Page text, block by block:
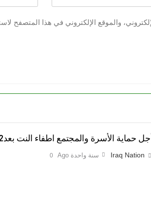
والموقع الإلكتروني في هذا المتصفح
حماية الأسرة والمجتمع اطفاء النت بعد12مساءً ….
Iraq Nation سنة واحدة Ago 0